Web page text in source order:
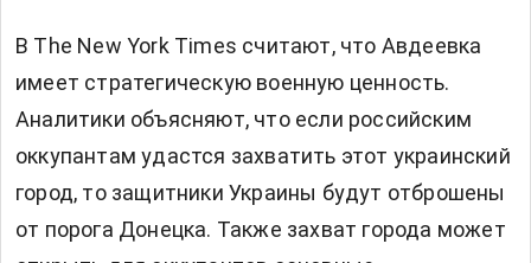
В The New York Times считают, что Авдеевка
имеет стратегическую военную ценность.
Аналитики объясняют, что если российским
оккупантам удастся захватить этот украинский
город, то защитники Украины будут отброшены
от порога Донецка. Также захват города может